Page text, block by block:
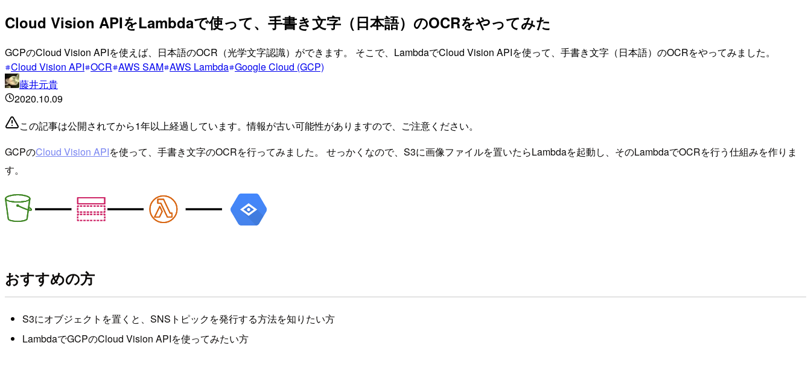
Cloud Vision APIをLambdaで使って、手書き文字（日本語）のOCRをやってみた
GCPのCloud Vision APIを使えば、日本語のOCR（光学文字認識）ができます。 そこで、LambdaでCloud Vision APIを使って、手書き文字（日本語）のOCRをやってみました。
Cloud Vision API OCR AWS SAM AWS Lambda Google Cloud (GCP)
藤井元貴
2020.10.09
この記事は公開されてから1年以上経過しています。情報が古い可能性がありますので、ご注意ください。
GCPのCloud Vision APIを使って、手書き文字のOCRを行ってみました。 せっかくなので、S3に画像ファイルを置いたらLambdaを起動し、そのLambdaでOCRを行う仕組みを作りま
す。
おすすめの方
S3にオブジェクトを置くと、SNSトピックを発行する方法を知りたい方
LambdaでGCPのCloud Vision APIを使ってみたい方